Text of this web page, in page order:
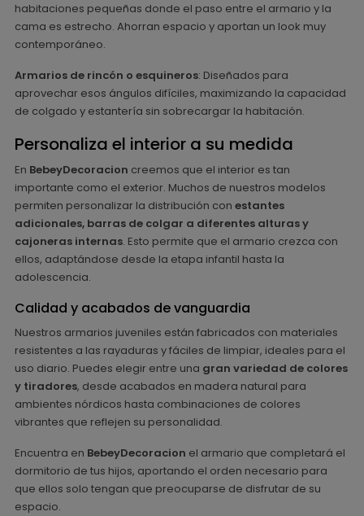
habitaciones pequeñas donde el paso entre el armario y la
cama es estrecho. Ahorran espacio y aportan un look muy
contemporáneo.
Armarios de rincón o esquineros: Diseñados para
aprovechar esos ángulos difíciles, maximizando la capacidad
de colgado y estantería sin sobrecargar la habitación.
Personaliza el interior a su medida
En BebeyDecoracion creemos que el interior es tan
importante como el exterior. Muchos de nuestros modelos
permiten personalizar la distribución con estantes
adicionales, barras de colgar a diferentes alturas y
cajoneras internas. Esto permite que el armario crezca con
ellos, adaptándose desde la etapa infantil hasta la
adolescencia.
Calidad y acabados de vanguardia
Nuestros armarios juveniles están fabricados con materiales
resistentes a las rayaduras y fáciles de limpiar, ideales para el
uso diario. Puedes elegir entre una gran variedad de colores
y tiradores, desde acabados en madera natural para
ambientes nórdicos hasta combinaciones de colores
vibrantes que reflejen su personalidad.
Encuentra en BebeyDecoracion el armario que completará el
dormitorio de tus hijos, aportando el orden necesario para
que ellos solo tengan que preocuparse de disfrutar de su
espacio.